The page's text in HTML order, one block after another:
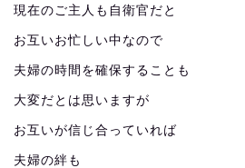
現在のご主人も自衛官だと
お互いお忙しい中なので
夫婦の時間を確保することも
大変だとは思いますが
お互いが信じ合っていれば
夫婦の絆も